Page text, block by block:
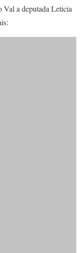
Val a deputada Leticia